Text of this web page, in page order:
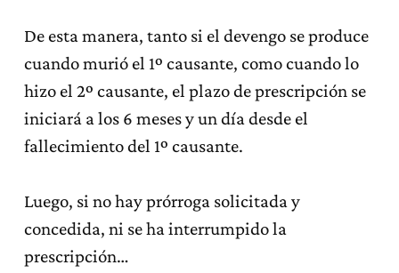
De esta manera, tanto si el devengo se produce
cuando murió el 1º causante, como cuando lo
hizo el 2º causante, el plazo de prescripción se
iniciará a los 6 meses y un día desde el
fallecimiento del 1º causante.
Luego, si no hay prórroga solicitada y
concedida, ni se ha interrumpido la
prescripción…